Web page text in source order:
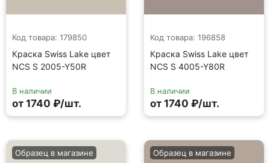
Код товара: 179850
Краска Swiss Lake цвет
NCS S 2005-Y50R
В наличии
от 1740 ₽/шт.
Код товара: 196858
Краска Swiss Lake цвет
NCS S 4005-Y80R
В наличии
от 1740 ₽/шт.
Образец в магазине Образец в магазине